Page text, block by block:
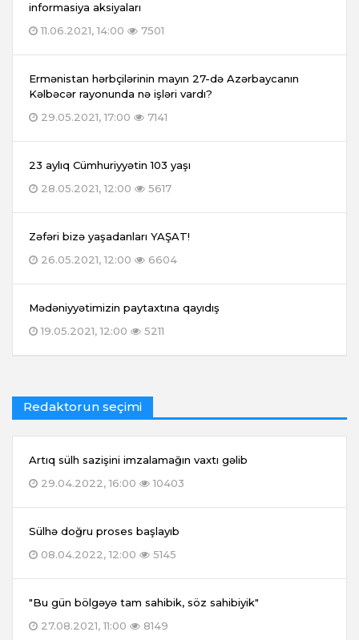
informasiya aksiyaları
11.06.2021, 14:00
7501
Ermənistan hərbçilərinin mayın 27-də Azərbaycanın
Kəlbəcər rayonunda nə işləri vardı?
29.05.2021, 17:00
7141
23 aylıq Cümhuriyyətin 103 yaşı
28.05.2021, 12:00
5617
Zəfəri bizə yaşadanları YAŞAT!
26.05.2021, 12:00
6604
Mədəniyyətimizin paytaxtına qayıdış
19.05.2021, 12:00
5211
Redaktorun seçimi
Artıq sülh sazişini imzalamağın vaxtı gəlib
29.04.2022, 16:00
10403
Sülhə doğru proses başlayıb
08.04.2022, 12:00
5145
"Bu gün bölgəyə tam sahibik, söz sahibiyik"
27.08.2021, 11:00
8149